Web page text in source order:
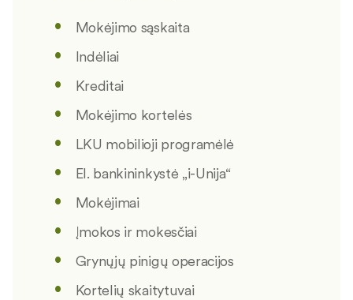
Mokėjimo sąskaita
Indėliai
Kreditai
Mokėjimo kortelės
LKU mobilioji programėlė
El. bankininkystė „i-Unija“
Mokėjimai
Įmokos ir mokesčiai
Grynųjų pinigų operacijos
Kortelių skaitytuvai